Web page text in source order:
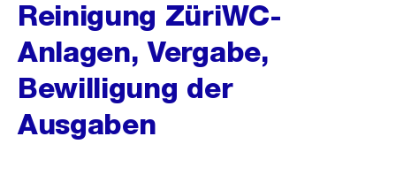
Reinigung ZüriWC-
Anlagen, Vergabe,
Bewilligung der
Ausgaben